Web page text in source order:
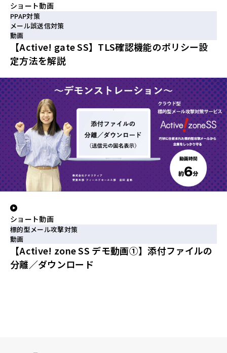
ショート動画
PPAP対策
メール誤送信対策
動画
【Active! gate SS】TLS確認機能のポリシー設
定方法を解説
ショート動画
標的型メール攻撃対策
動画
【Active! zone SS デモ動画①】添付ファイルの
分離／ダウンロード